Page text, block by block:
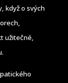
když o svých
užitečné,